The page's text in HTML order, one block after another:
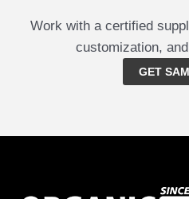
Work with a certified
customization,
GET